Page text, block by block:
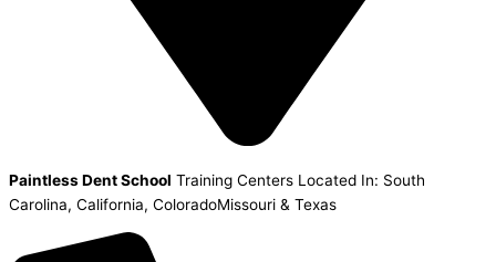
Paintless Dent School Training Centers Located In: South
Carolina, California, ColoradoMissouri & Texas